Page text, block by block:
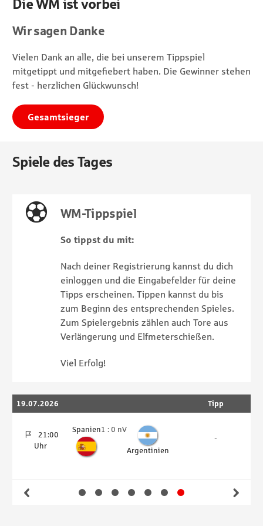
Die WM ist vorbei
Wir sagen Danke
Vielen Dank an alle, die bei unserem Tippspiel
mitgetippt und mitgefiebert haben. Die Gewinner stehen
fest - herzlichen Glückwunsch!
Gesamtsieger
Spiele des Tages
WM-Tippspiel
So tippst du mit:
Nach deiner Registrierung kannst du dich
einloggen und die Eingabefelder für deine
Tipps erscheinen. Tippen kannst du bis
zum Beginn des entsprechenden Spieles.
Zum Spielergebnis zählen auch Tore aus
Verlängerung und Elfmeterschießen.
Viel Erfolg!
19.07.2026 Tipp
21:00
Uhr
SpanienErgebnis:
1 : 0 nV
Argentinien
-
Gehe zu Slide 1
Gehe zu Slide 2
Gehe zu Slide 3
Gehe zu Slide 4
Gehe zu Slide 5
Gehe zu Slide 6
Gehe zu Slide 7